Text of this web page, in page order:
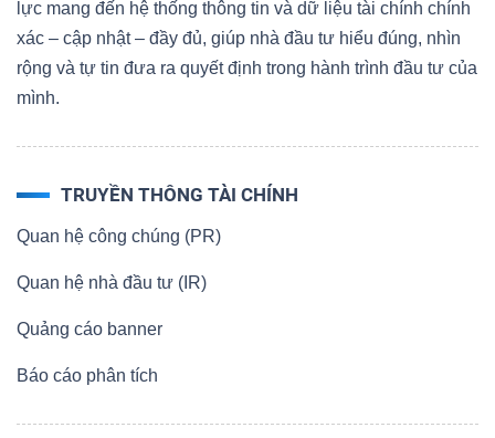
lực mang đến hệ thống thông tin và dữ liệu tài chính chính
xác – cập nhật – đầy đủ, giúp nhà đầu tư hiểu đúng, nhìn
rộng và tự tin đưa ra quyết định trong hành trình đầu tư của
mình.
TRUYỀN THÔNG TÀI CHÍNH
Quan hệ công chúng (PR)
Quan hệ nhà đầu tư (IR)
Quảng cáo banner
Báo cáo phân tích
(-)
Tất cả Người nội bộ Người liên quan Cổ đông lớn
(-)
viết
của
giả